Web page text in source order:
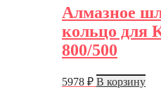
Алмазное
кольцо для
800/500
5978 ₽ В корзину